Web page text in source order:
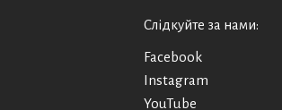
Слідкуйте за нами:
Facebook
Instagram
YouTube